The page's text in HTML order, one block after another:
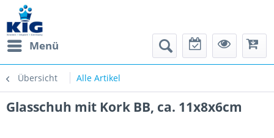
Menü
Übersicht Alle Artikel
Glasschuh mit Kork BB, ca. 11x8x6cm